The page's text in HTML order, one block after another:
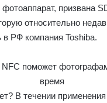
призвана
относительно
в РФ компания Toshiba.
В течении применения